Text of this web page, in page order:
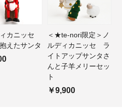
カニッセ
えたサンタ
＜★te-nori限定＞ノ
ルディカニッセ ラ
イトアップサンタさ
んと子羊メリーセッ
ト
￥9,900